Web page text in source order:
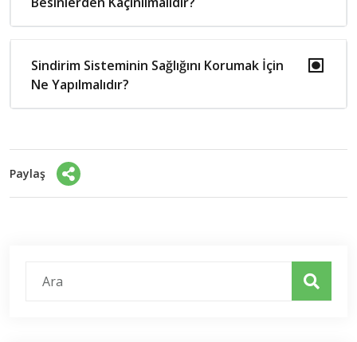
Sindirim Sisteminin Sağlığını Korumak İçin
Ne Yapılmalıdır?
Paylaş